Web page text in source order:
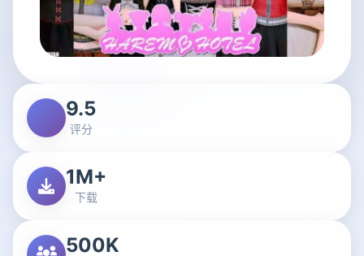
9.5
评分
1M+
下载
500K